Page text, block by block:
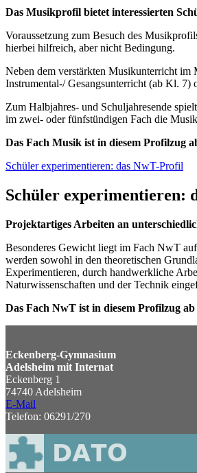
Das Musikprofil bietet interessierten
Voraussetzung zum Besuch des
hierbei hilfreich, aber nicht Bedingung.
Neben dem verstärkten Musikunterricht im
Instrumental-/ Gesangsunterricht (ab Kl. 7)
Zum Halbjahres- und Schuljahresende
im zwei- oder fünfstündigen Fach die
Das Fach Musik ist in diesem Profilzug
Schüler experimentieren: das NwT-Profil
Schüler experimentieren:
Projektartiges Arbeiten an
Besonderes Gewicht liegt im Fach NwT
werden sowohl in den theoretischen
Experimentieren, durch handwerkliche
Naturwissenschaften und der Technik
Das Fach NwT ist in diesem Profilzug
Eckenberg-Gymnasium
Adelsheim mit Internat
Eckenberg 1
74740 Adelsheim
E-Mail
Telefon: 06291/270